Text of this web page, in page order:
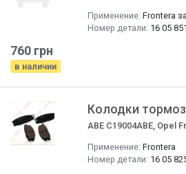
Применение: Frontera
Номер детали: 16 05 851
760 грн
в наличии
Колодки
ABE C19004ABE, Opel
Применение: Frontera
Номер детали: 16 05